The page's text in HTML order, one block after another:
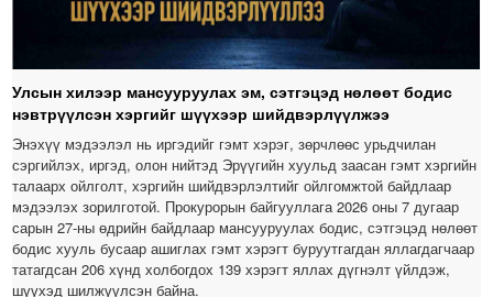
Улсын хилээр мансууруулах эм, сэтгэцэд нөлөөт бодис
нэвтрүүлсэн хэргийг шүүхээр шийдвэрлүүлжээ
Энэхүү мэдээлэл нь иргэдийг гэмт хэрэг, зөрчлөөс урьдчилан
сэргийлэх, иргэд, олон нийтэд Эрүүгийн хуульд заасан гэмт хэргийн
талаарх ойлголт, хэргийн шийдвэрлэлтийг ойлгомжтой байдлаар
мэдээлэх зорилготой. Прокурорын байгууллага 2026 оны 7 дугаар
сарын 27-ны өдрийн байдлаар мансууруулах бодис, сэтгэцэд нөлөөт
бодис хууль бусаар ашиглах гэмт хэрэгт буруутгагдан яллагдагчаар
татагдсан 206 хүнд холбогдох 139 хэрэгт яллах дүгнэлт үйлдэж,
шүүхэд шилжүүлсэн байна.